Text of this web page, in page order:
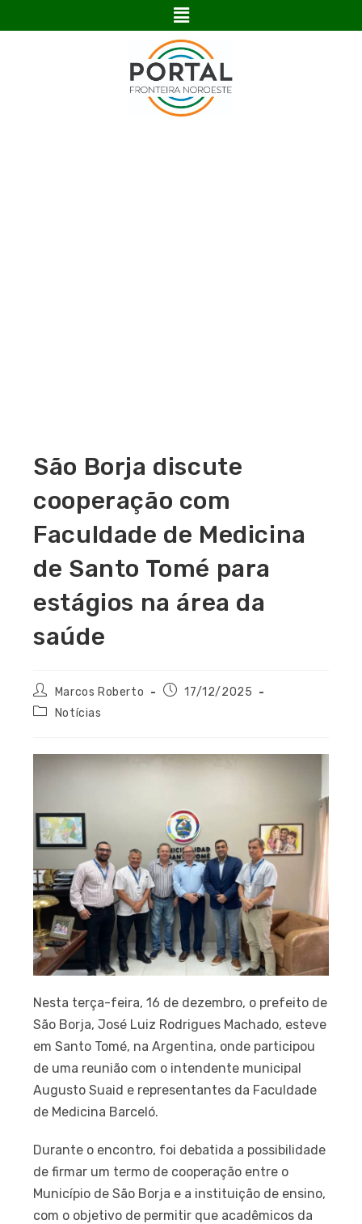
São Borja discute
cooperação com
Faculdade de Medicina
de Santo Tomé para
estágios na área da
saúde
Marcos Roberto
17/12/2025
Notícias
Nesta terça-feira, 16 de dezembro, o prefeito de
São Borja, José Luiz Rodrigues Machado, esteve
em Santo Tomé, na Argentina, onde participou
de uma reunião com o intendente municipal
Augusto Suaid e representantes da Faculdade
de Medicina Barceló.
Durante o encontro, foi debatida a possibilidade
de firmar um termo de cooperação entre o
Município de São Borja e a instituição de ensino,
com o objetivo de permitir que acadêmicos da